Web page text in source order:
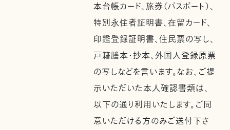
本台帳カード、旅券（パスポート）、
特別永住者証明書、在留カード、
印鑑登録証明書、住民票の写し、
戸籍謄本・抄本、外国人登録原票
の写しなどを言います。なお、ご提
示いただいた本人確認書類は、
以下の通り利用いたします。ご同
意いただける方のみご送付下さ